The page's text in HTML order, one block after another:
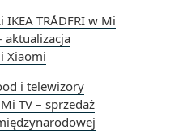
IKEA TRÅDFRI w Mi
aktualizacja
Xiaomi
i telewizory
TV – sprzedaż